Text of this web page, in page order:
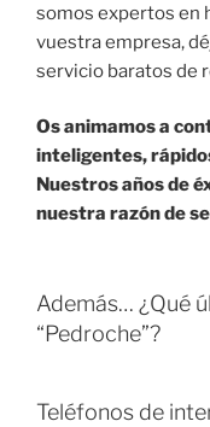
somos expertos en
vuestra empresa,
servicio baratos de
Os animamos a
inteligentes,
Nuestros años de
nuestra razón de
Además… ¿Qué
“Pedroche”?
Teléfonos de